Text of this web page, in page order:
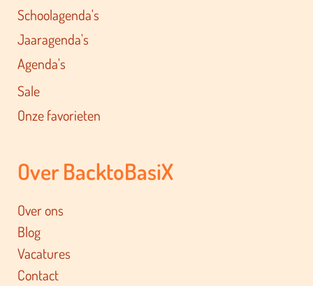
Schoolagenda's
Jaaragenda's
Agenda's
Sale
Onze favorieten
Over BacktoBasiX
Over ons
Blog
Vacatures
Contact